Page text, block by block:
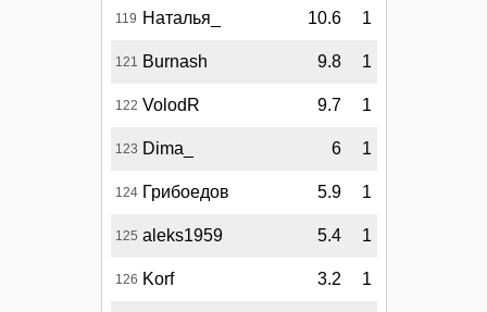
119 Наталья_ 10.6 1
121 Burnash 9.8 1
122 VolodR 9.7 1
123 Dima_ 6 1
124 Грибоедов 5.9 1
125 aleks1959 5.4 1
126 Korf 3.2 1